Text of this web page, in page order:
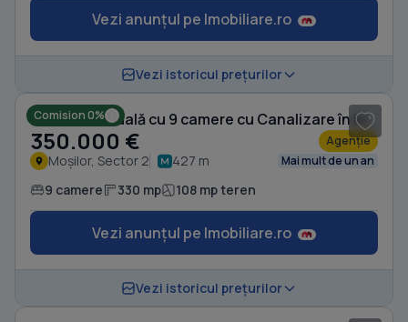
Vezi anunțul pe Imobiliare.ro
Vezi istoricul prețurilor
Comision 0% Casă individuală cu 9 camere cu Canalizare în Moșilor
350.000 € Agenție
Moșilor, Sector 2 427 m Mai mult de un an
9 camere 330 mp 108 mp teren
Vezi anunțul pe Imobiliare.ro
Vezi istoricul prețurilor